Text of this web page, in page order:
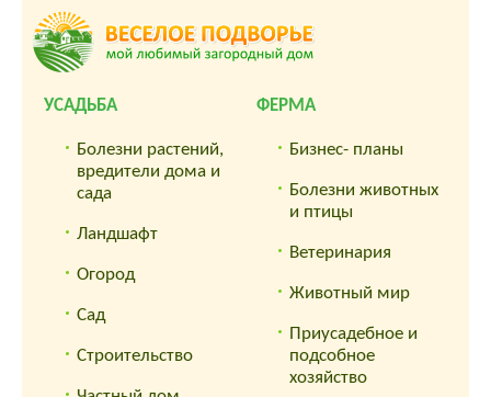
УСАДЬБА
Болезни растений,
вредители дома и
сада
Ландшафт
Огород
Сад
Строительство
ФЕРМА
Бизнес- планы
Болезни животных
и птицы
Ветеринария
Животный мир
Приусадебное и
подсобное
хозяйство